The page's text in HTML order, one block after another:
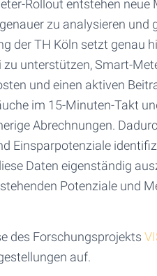
Rollout entstehen neue
zu analysieren und
der TH Köln setzt genau
unterstützen, Smart-
und einen aktiven
im 15-Minuten-Takt
Abrechnungen.
Einsparpotenziale
Daten eigenständig
Potenziale und
des Forschungsprojekts
auf.